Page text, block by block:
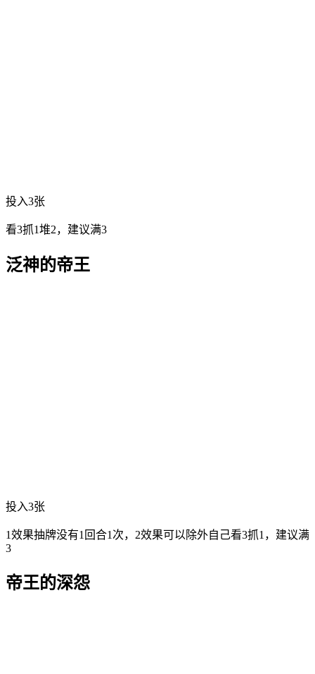
投入3张
看3抓1堆2，建议满3
泛神的帝王
投入3张
1效果抽牌没有1回合1次，2效果可以除外自己看3抓1，建议满
3
帝王的深怨